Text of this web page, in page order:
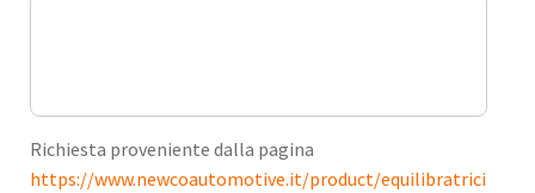
Richiesta proveniente dalla pagina
https://www.newcoautomotive.it/product/equilibratrici